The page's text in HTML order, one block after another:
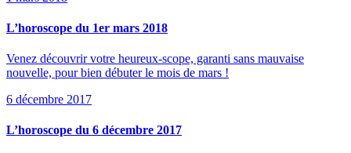
L’horoscope du 1er mars 2018
Venez découvrir votre heureux-scope, garanti sans mauvaise
nouvelle, pour bien débuter le mois de mars !
6 décembre 2017
L’horoscope du 6 décembre 2017